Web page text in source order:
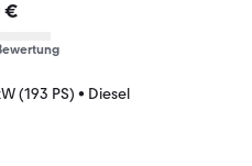
€
(193 PS) • Diesel